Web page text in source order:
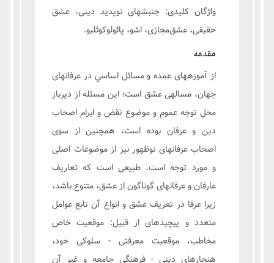
واژگان کلیدی: جنبشهای نوپدید دینی، عشق
حقیقی، عشق‌مجازی، اشو، پائولوکوئلیو.
مقدمه
از آموزههای عمده و مسائل اساسي در عرفانهای
جهان، مسالهی عشق است؛ این مسئله از دیرباز
محل توجه عموم و موضوع نقض و ابرام اصحاب
دین و عرفان بوده است، همچنین از سوی
اصحاب عرفانهای نوظهور نیز از موضوعات اصلی
و مورد توجه است. طبیعی است که تعاریف
عارفان و عرفانهای گوناگون از عشق، متنوع باشد،
زیرا عرفا در تعریف عشق و انواع آن تابع عوامل
متعدد و پیچیدهای از قبیل: موقعیت خاص
مخاطب، موقعیت معرفتی - سلوکی خود،
هنجارهای دینی - فرهنگی جامعه و غیر آن